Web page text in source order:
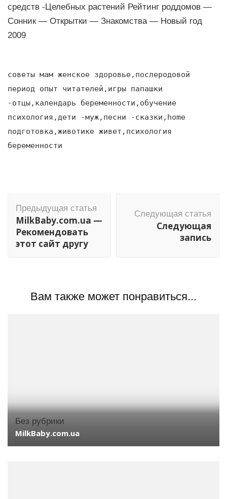
средств -Целебных растений Рейтинг роддомов —
Сонник — Открытки — Знакомства — Новый год
2009
советы мам женское здоровье,послеродовой
период опыт читателей,игры папашки
-отцы,календарь беременности,обучение
психология,дети -муж,песни -сказки,home
подготовка,животике живет,психология
беременности
по
записям
Предыдущая статья
MilkBaby.com.ua —
Рекомендовать
этот сайт другу
Следующая статья
Следующая
запись
Вам также может понравиться...
Без рубрики
MilkBaby.com.ua